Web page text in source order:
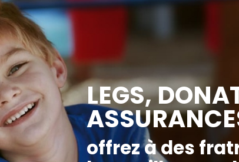
En effet, depuis 60 ans, la Fondation ACTION
danger, séparés de leurs parents sur décision du juge
d’Adolescents, répartis dans toute la France, elle offre à
sécurisant, stable et chaleureux.
Avec votre générosité, vous nous aidez à construire et
aider ces enfants fragilisés à s’épanouir, tout en